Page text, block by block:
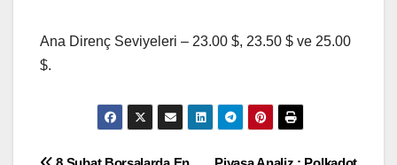
Ana Direnç Seviyeleri – 23.00 $, 23.50 $ ve 25.00
$.